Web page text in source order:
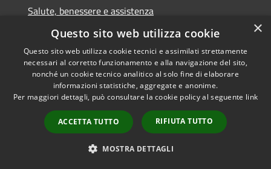
Salute, benessere e assistenza
Autorizzazioni
NOVITÀ
Notizie
Comunicati
Avvisi
×
Questo sito web utilizza cookie
Questo sito web utilizza cookie tecnici e assimilati strettamente
necessari al corretto funzionamento e alla navigazione del sito,
nonché un cookie tecnico analitico al solo fine di elaborare
informazioni statistiche, aggregate e anonime.
Per maggiori dettagli, può consultare la cookie policy al seguente link
ACCETTA TUTTO RIFIUTA TUTTO
MOSTRA DETTAGLI